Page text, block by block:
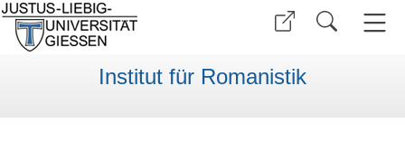
Institut für Romanistik